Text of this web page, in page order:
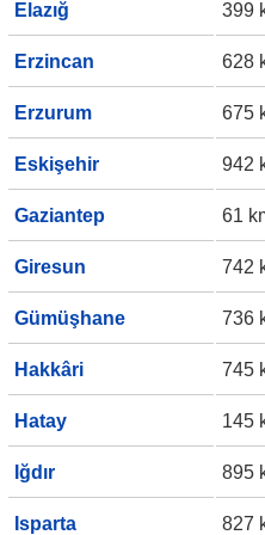
Elazığ 399
Erzincan 628
Erzurum 675
Eskişehir 942
Gaziantep 61
Giresun 742
Gümüşhane 736
Hakkâri 745
Hatay 145
Iğdır 895
Isparta 827